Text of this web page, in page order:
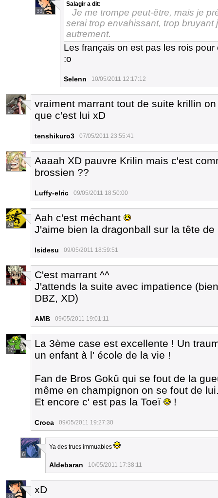
33
Salagir a dit:
Je me trompe peut-être, mais je
serai trop envahissant, trop
autrement.
Les français on est pas les rois
:o
Selenn 10/05/2011 12:17:12
1
vraiment marrant tout de suite krillin
que c'est lui xD
tenshikuro3 07/05/2011 23:55:41
1
Aaaah XD pauvre Krilin mais c'est
brossien ??
Luffy-elric 09/05/2011 18:50:00
24
Aah c'est méchant
J'aime bien la dragonball sur la tête de
Isidesu 09/05/2011 18:59:51
4
C'est marrant ^^
J'attends la suite avec impatience
DBZ, XD)
AMB 09/05/2011 19:01:11
17
La 3ème case est excellente ! Un
un enfant à l' école de la vie !
Fan de Bros Gokû qui se fout de la
même en champignon on se fout de
Et encore c' est pas la Toeï
!
Croca 09/05/2011 19:27:30
6
Ya des trucs immuables
Aldebaran 10/05/2011 17:38:11
33
xD